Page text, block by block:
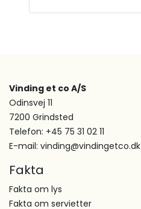
Vinding et co A/S
Odinsvej 11
7200 Grindsted
Telefon: +45 75 31 02 11
E-mail: vinding@vindingetco.dk
Fakta
Fakta om lys
Fakta om servietter